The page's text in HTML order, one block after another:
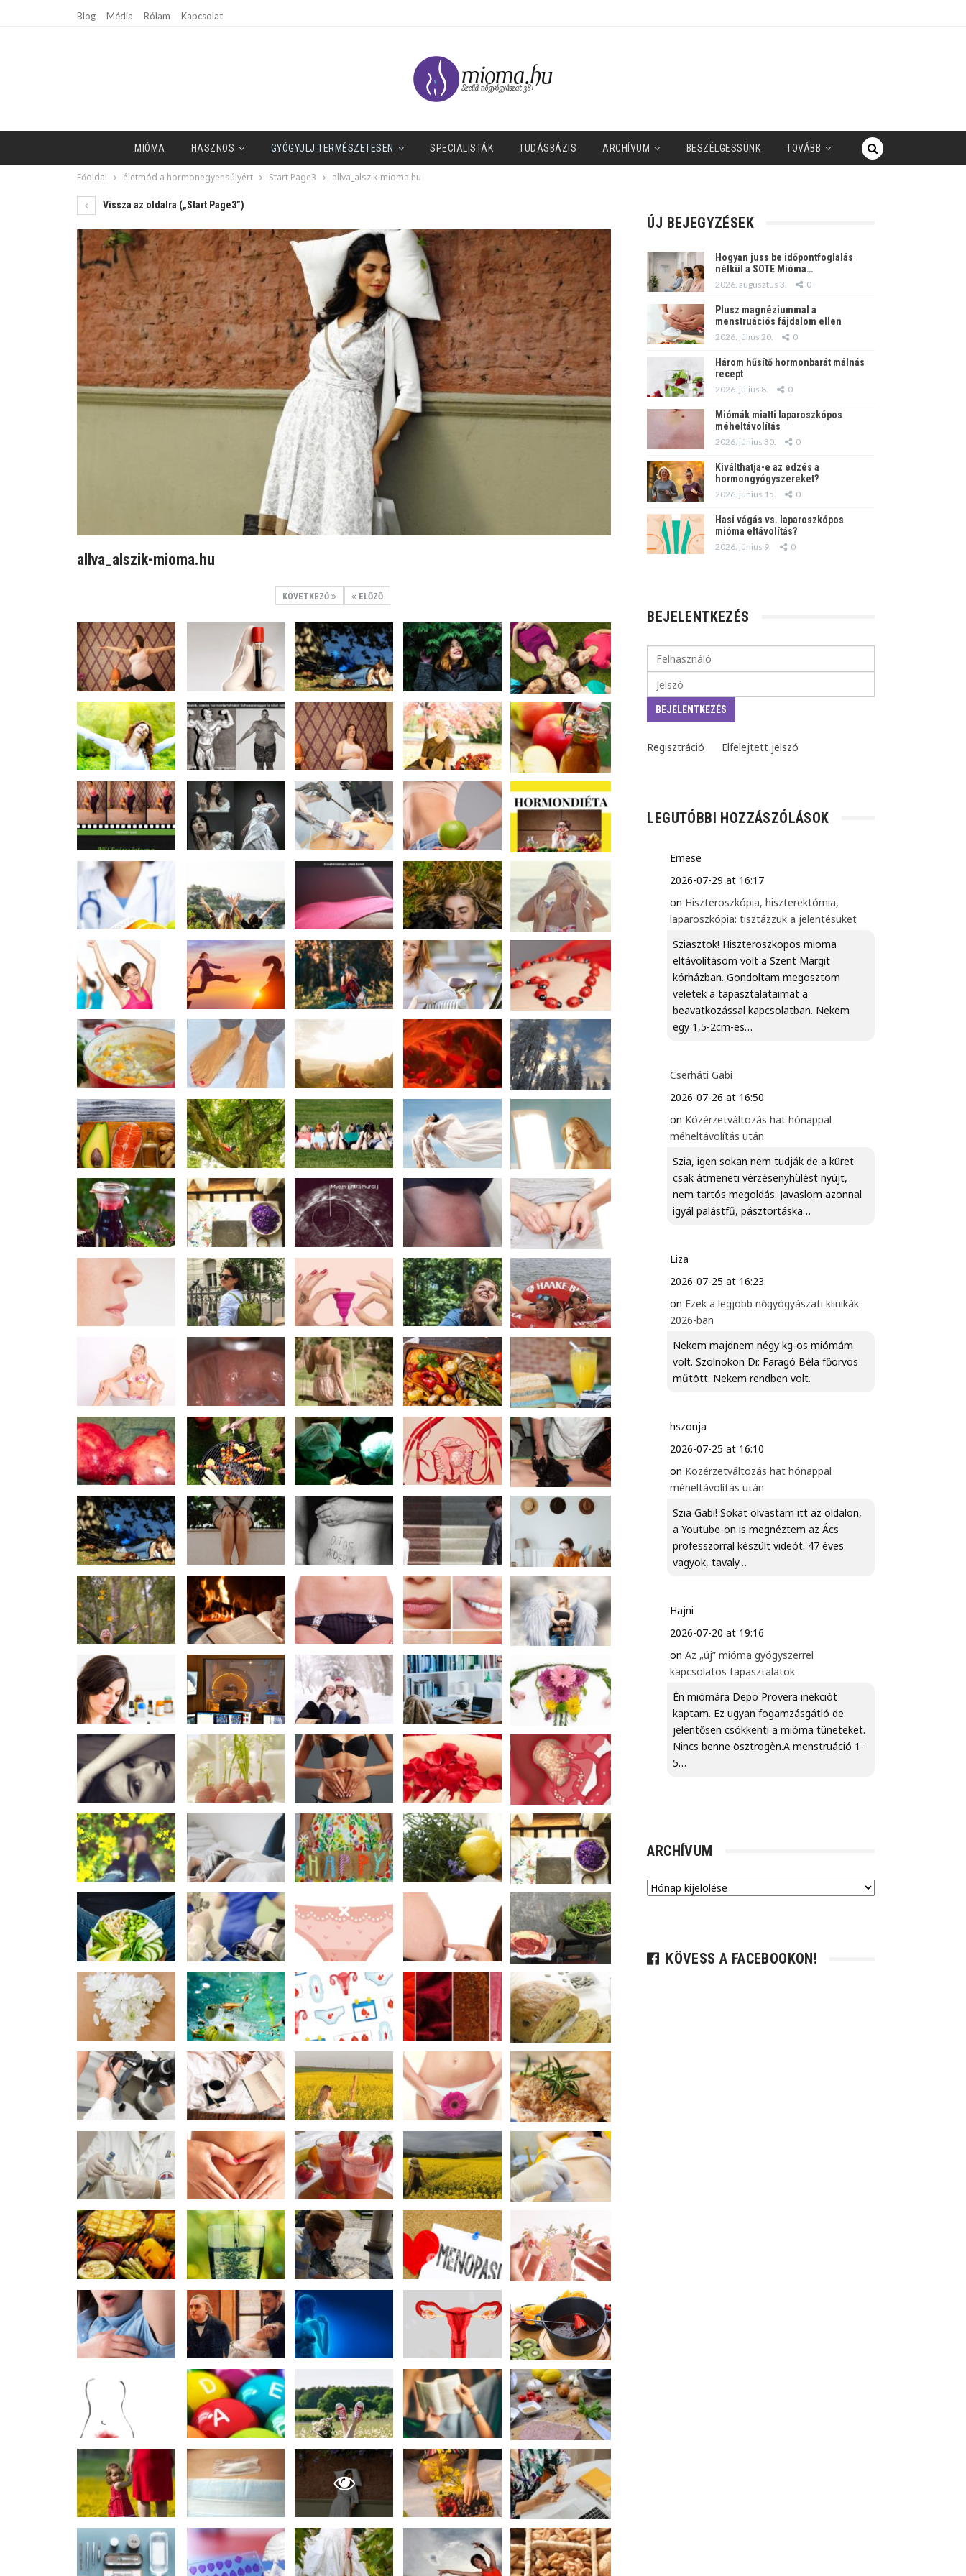
Blog Média Rólam Kapcsolat
MIÓMA HASZNOS GYÓGYULJ TERMÉSZETESEN SPECIALISTÁK TUDÁSBÁZIS ARCHÍVUM BESZÉLGESSÜNK TOVÁBB
Főoldal életmód a hormonegyensúlyért Start Page3 allva_alszik-mioma.hu
Vissza az oldalra („Start Page3”)
allva_alszik-mioma.hu
KÖVETKEZŐ ELŐZŐ
ÚJ BEJEGYZÉSEK
Hogyan juss be időpontfoglalás
nélkül a SOTE Mióma…
2026. augusztus 3. 0
Plusz magnéziummal a
menstruációs fájdalom ellen
2026. július 20. 0
Három hűsítő hormonbarát málnás
recept
2026. július 8. 0
Miómák miatti laparoszkópos
méheltávolítás
2026. június 30. 0
Kiválthatja-e az edzés a
hormongyógyszereket?
2026. június 15. 0
Hasi vágás vs. laparoszkópos
mióma eltávolítás?
2026. június 9. 0
BEJELENTKEZÉS
Regisztráció Elfelejtett jelszó
LEGUTÓBBI HOZZÁSZÓLÁSOK
Emese
2026-07-29 at 16:17
on Hiszteroszkópia, hiszterektómia,
laparoszkópia: tisztázzuk a jelentésüket
Sziasztok! Hiszteroszkopos mioma
eltávolításom volt a Szent Margit
kórházban. Gondoltam megosztom
veletek a tapasztalataimat a
beavatkozással kapcsolatban. Nekem
egy 1,5-2cm-es…
Cserháti Gabi
2026-07-26 at 16:50
on Közérzetváltozás hat hónappal
méheltávolítás után
Szia, igen sokan nem tudják de a küret
csak átmeneti vérzésenyhülést nyújt,
nem tartós megoldás. Javaslom azonnal
igyál palástfű, pásztortáska…
Liza
2026-07-25 at 16:23
on Ezek a legjobb nőgyógyászati klinikák
2026-ban
Nekem majdnem négy kg-os miómám
volt. Szolnokon Dr. Faragó Béla főorvos
műtött. Nekem rendben volt.
hszonja
2026-07-25 at 16:10
on Közérzetváltozás hat hónappal
méheltávolítás után
Szia Gabi! Sokat olvastam itt az oldalon,
a Youtube-on is megnéztem az Ács
professzorral készült videót. 47 éves
vagyok, tavaly…
Hajni
2026-07-20 at 19:16
onAz „új” mióma gyógyszerrel
kapcsolatos tapasztalatok
Èn miómára Depo Provera inekciót
kaptam. Ez ugyan fogamzásgátló de
jelentősen csökkenti a mióma tüneteket.
Nincs benne ösztrogèn.A menstruáció 1-
5…
ARCHÍVUM
Archívum
KÖVESS A FACEBOOKON!